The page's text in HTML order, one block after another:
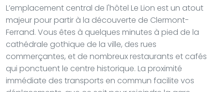
L’emplacement central de l'hôtel Le Lion est un atout
majeur pour partir à la découverte de Clermont-
Ferrand. Vous êtes à quelques minutes à pied de la
cathédrale gothique de la ville, des rues
commerçantes, et de nombreux restaurants et cafés
qui ponctuent le centre historique. La proximité
immédiate des transports en commun facilite vos